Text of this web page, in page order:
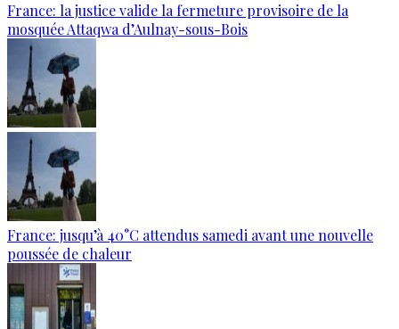
France: la justice valide la fermeture provisoire de la
mosquée Attaqwa d’Aulnay-sous-Bois
France: jusqu’à 40°C attendus samedi avant une nouvelle
poussée de chaleur